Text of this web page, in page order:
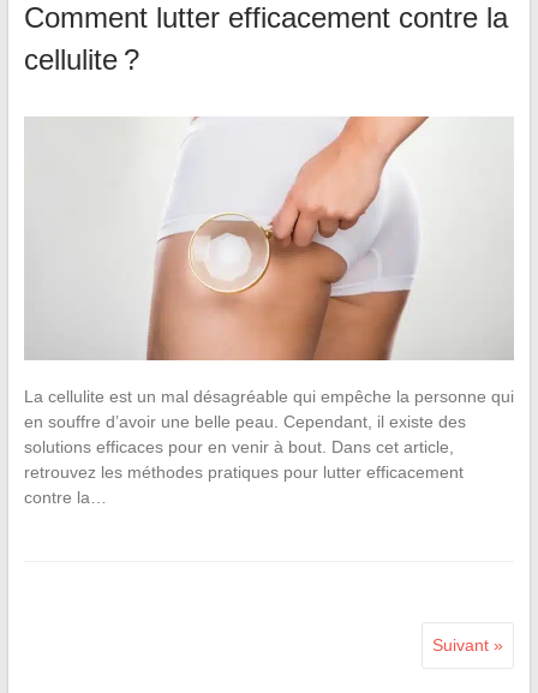
Comment lutter efficacement contre la
cellulite ?
La cellulite est un mal désagréable qui empêche la personne qui
en souffre d’avoir une belle peau. Cependant, il existe des
solutions efficaces pour en venir à bout. Dans cet article,
retrouvez les méthodes pratiques pour lutter efficacement
contre la…
Suivant »